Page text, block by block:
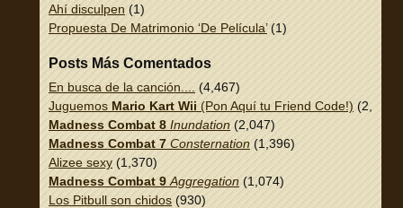
Ahí disculpen (1)
Propuesta De Matrimonio ‘De Película’(1)
Posts Más Comentados
En busca de la canción....
(4,467)
Juguemos Mario Kart Wii (Pon Aquí tu Friend Code!) (2,337)
Madness Combat 8 Inundation (2,047)
Madness Combat 7 Consternation (1,396)
Alizee sexy (1,370)
Madness Combat 9 Aggregation (1,074)
Los Pitbull son chidos (930)